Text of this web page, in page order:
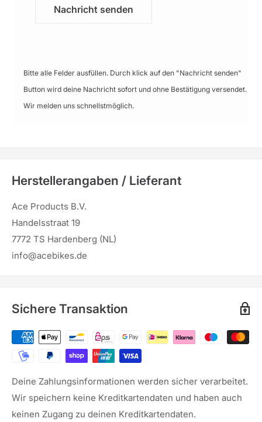
Nachricht senden
Bitte alle Felder ausfüllen. Durch klick auf den "Nachricht senden"
Button wird deine Nachricht sofort und ohne Bestätigung versendet.
Wir melden uns schnellstmöglich.
Herstellerangaben / Lieferant
Ace Products B.V.
Handelsstraat 19
7772 TS Hardenberg (NL)
info@acebikes.de
Sichere Transaktion
Deine Zahlungsinformationen werden sicher verarbeitet.
Wir speichern keine Kreditkartendaten und haben auch
keinen Zugang zu deinen Kreditkartendaten.